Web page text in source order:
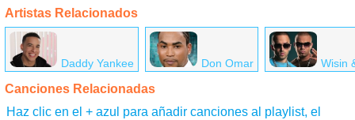
Artistas Relacionados
Daddy Yankee Don Omar Wisin
Canciones Relacionadas
Haz clic en el + azul para añadir canciones al playlist, el